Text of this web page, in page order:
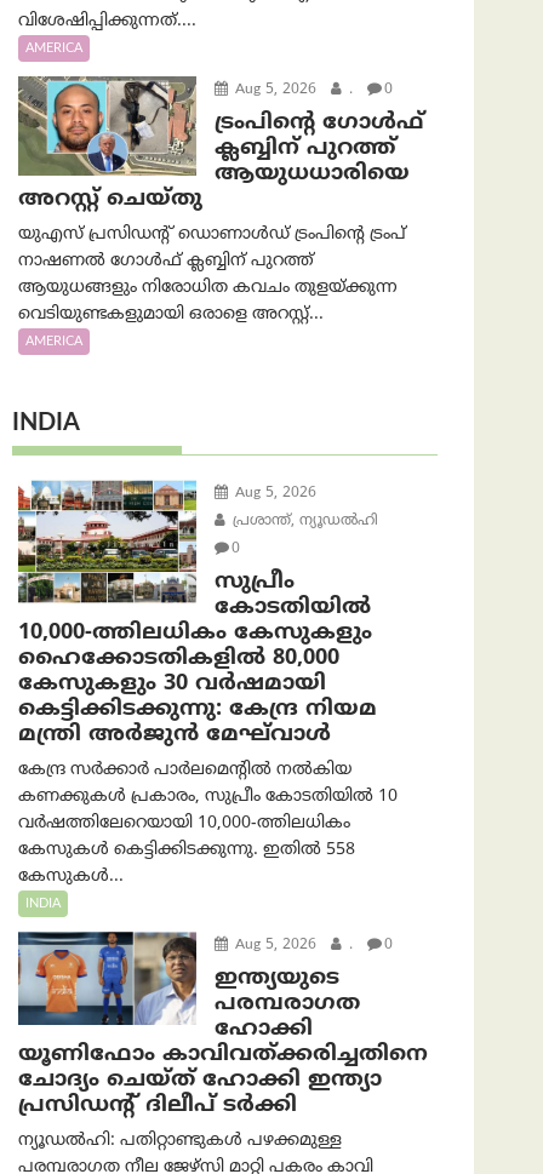
വിശേഷിപ്പിക്കുന്നത്....
AMERICA
Aug 5, 2026 . 0
ട്രംപിന്റെ ഗോൾഫ്
ക്ലബ്ബിന് പുറത്ത്
ആയുധധാരിയെ
അറസ്റ്റ് ചെയ്തു
യുഎസ് പ്രസിഡന്റ് ഡൊണാൾഡ് ട്രംപിന്റെ ട്രംപ്
നാഷണൽ ഗോൾഫ് ക്ലബ്ബിന് പുറത്ത്
ആയുധങ്ങളും നിരോധിത കവചം തുളയ്ക്കുന്ന
വെടിയുണ്ടകളുമായി ഒരാളെ അറസ്റ്റ്...
AMERICA
INDIA
Aug 5, 2026
പ്രശാന്ത്, ന്യൂഡല്‍ഹി
0
സുപ്രീം
കോടതിയിൽ
10,000-ത്തിലധികം കേസുകളും
ഹൈക്കോടതികളിൽ 80,000
കേസുകളും 30 വർഷമായി
കെട്ടിക്കിടക്കുന്നു: കേന്ദ്ര നിയമ
മന്ത്രി അര്‍ജുന്‍ മേഘ്‌വാള്‍
കേന്ദ്ര സർക്കാർ പാർലമെന്റിൽ നൽകിയ
കണക്കുകൾ പ്രകാരം, സുപ്രീം കോടതിയിൽ 10
വർഷത്തിലേറെയായി 10,000-ത്തിലധികം
കേസുകൾ കെട്ടിക്കിടക്കുന്നു. ഇതിൽ 558
കേസുകൾ...
INDIA
Aug 5, 2026 . 0
ഇന്ത്യയുടെ
പരമ്പരാഗത
ഹോക്കി
യൂണിഫോം കാവിവത്ക്കരിച്ചതിനെ
ചോദ്യം ചെയ്ത് ഹോക്കി ഇന്ത്യാ
പ്രസിഡന്റ് ദിലീപ് ടര്‍ക്കി
ന്യൂഡൽഹി: പതിറ്റാണ്ടുകൾ പഴക്കമുള്ള
പരമ്പരാഗത നീല ജേഴ്‌സി മാറ്റി പകരം കാവി